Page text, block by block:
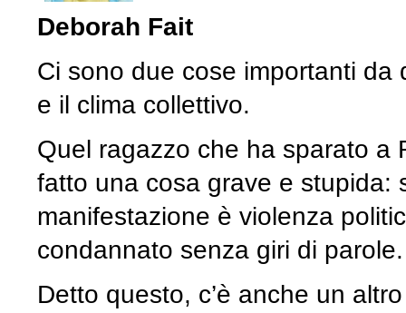
Deborah Fait
Ci sono due cose importanti
e il clima collettivo.
Quel ragazzo che ha sparato a
fatto una cosa grave e stupida:
manifestazione è violenza
condannato senza giri di
Detto questo, c’è anche un